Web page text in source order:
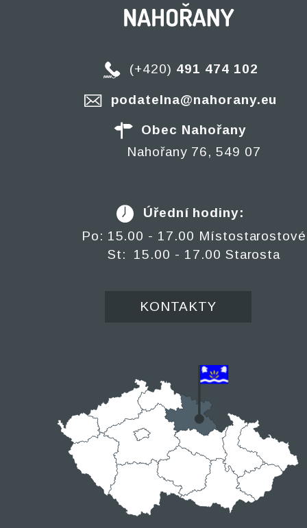
(+420) 491 474 102
podatelna@nahorany.eu
Obec Nahořany
Nahořany 76, 549 07
Úřední hodiny:
Po: 15.00 - 17.00 Místostarostové
St: 15.00 - 17.00 Starosta
KONTAKTY